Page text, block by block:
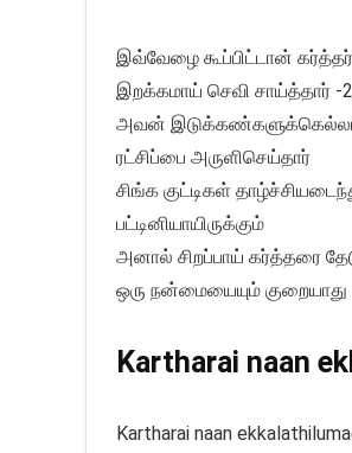
இவ்வேழை கூப்பிட்டான் கர்த்தர்
இறக்கமாய் செவி சாய்த்தார் -2
அவன்
ரட்சிப்பை அருளிசெய்தார்
சிங்க குட்டிகள்
பட்டினியாயிருக்கும்
அனால் சிறப்பாய் கர்த்தரை
ஒரு நன்மையையும்
Kartharai naan
Kartharai naan